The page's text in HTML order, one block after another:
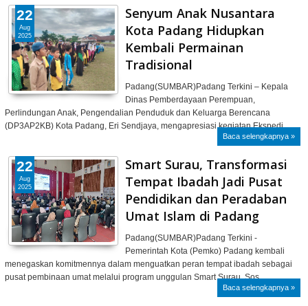
Senyum Anak Nusantara
Kota Padang Hidupkan
Kembali Permainan
Tradisional
Padang(SUMBAR)Padang Terkini – Kepala
Dinas Pemberdayaan Perempuan,
Perlindungan Anak, Pengendalian Penduduk dan Keluarga Berencana
(DP3AP2KB) Kota Padang, Eri Sendjaya, mengapresiasi kegiatan Ekspedi…
Baca selengkapnya »
22
Aug
2025
Smart Surau, Transformasi
Tempat Ibadah Jadi Pusat
Pendidikan dan Peradaban
Umat Islam di Padang
Padang(SUMBAR)Padang Terkini -
Pemerintah Kota (Pemko) Padang kembali
menegaskan komitmennya dalam menguatkan peran tempat ibadah sebagai
pusat pembinaan umat melalui program unggulan Smart Surau. Sos…
Baca selengkapnya »
22
Aug
2025